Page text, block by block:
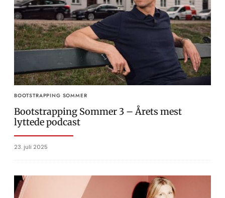
BOOTSTRAPPING SOMMER
Bootstrapping Sommer 3 – Årets mest
lyttede podcast
23. juli 2025